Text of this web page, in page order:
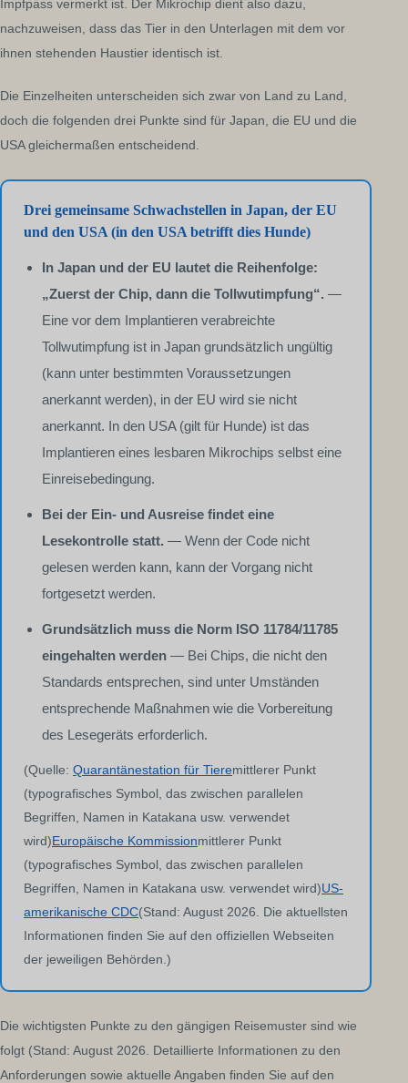
Impfpass vermerkt ist. Der Mikrochip dient also dazu,
nachzuweisen, dass das Tier in den Unterlagen mit dem vor
ihnen stehenden Haustier identisch ist.
Die Einzelheiten unterscheiden sich zwar von Land zu Land,
doch die folgenden drei Punkte sind für Japan, die EU und die
USA gleichermaßen entscheidend.
Drei gemeinsame Schwachstellen in Japan, der EU
und den USA (in den USA betrifft dies Hunde)
In Japan und der EU lautet die Reihenfolge:
„Zuerst der Chip, dann die Tollwutimpfung“. —
Eine vor dem Implantieren verabreichte
Tollwutimpfung ist in Japan grundsätzlich ungültig
(kann unter bestimmten Voraussetzungen
anerkannt werden), in der EU wird sie nicht
anerkannt. In den USA (gilt für Hunde) ist das
Implantieren eines lesbaren Mikrochips selbst eine
Einreisebedingung.
Bei der Ein- und Ausreise findet eine
Lesekontrolle statt. — Wenn der Code nicht
gelesen werden kann, kann der Vorgang nicht
fortgesetzt werden.
Grundsätzlich muss die Norm ISO 11784/11785
eingehalten werden — Bei Chips, die nicht den
Standards entsprechen, sind unter Umständen
entsprechende Maßnahmen wie die Vorbereitung
des Lesegeräts erforderlich.
(Quelle: Quarantänestation für Tieremittlerer Punkt
(typografisches Symbol, das zwischen parallelen
Begriffen, Namen in Katakana usw. verwendet
wird) Europäische Kommissionmittlerer Punkt
(typografisches Symbol, das zwischen parallelen
Begriffen, Namen in Katakana usw. verwendet wird)US-
amerikanische CDC(Stand: August 2026. Die aktuellsten
Informationen finden Sie auf den offiziellen Webseiten
der jeweiligen Behörden.)
Die wichtigsten Punkte zu den gängigen Reisemuster sind wie
folgt (Stand: August 2026. Detaillierte Informationen zu den
Anforderungen sowie aktuelle Angaben finden Sie auf den